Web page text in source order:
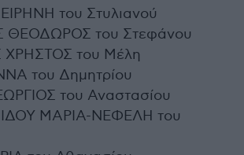
του Στυλιανού
του Στεφάνου
ΧΡΗΣΤΟΣ του Μέλη
του Δημητρίου
του Αναστασίου
ΜΑΡΙΑ-ΝΕΦΕΛΗ του